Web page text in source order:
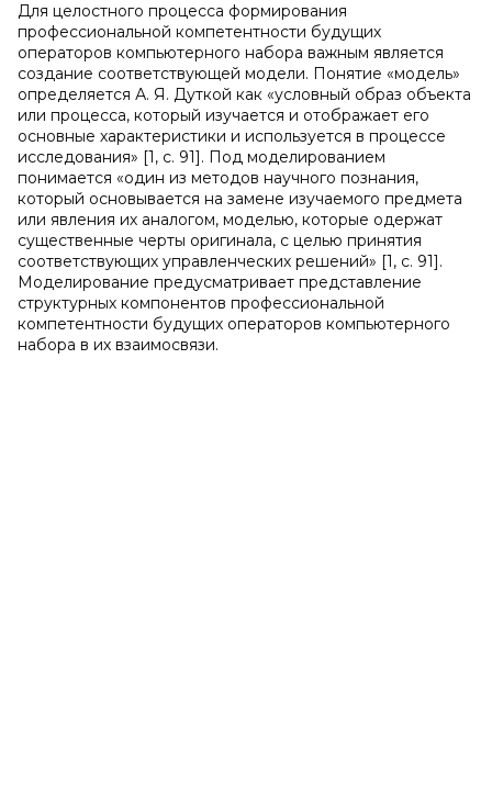
Для целостного процесса формирования
профессиональной компетентности будущих
операторов компьютерного набора важным является
создание соответствующей модели. Понятие «модель»
определяется А. Я. Дуткой как «условный образ объекта
или процесса, который изучается и отображает его
основные характеристики и используется в процессе
исследования» [1, с. 91]. Под моделированием
понимается «один из методов научного познания,
который основывается на замене изучаемого предмета
или явления их аналогом, моделью, которые одержат
существенные черты оригинала, с целью принятия
соответствующих управленческих решений» [1, с. 91].
Моделирование предусматривает представление
структурных компонентов профессиональной
компетентности будущих операторов компьютерного
набора в их взаимосвязи.